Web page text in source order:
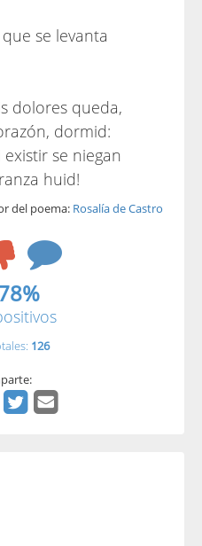
se levanta
dolores queda,
dormid:
se niegan
huid!
del poema: Rosalía de Castro
126